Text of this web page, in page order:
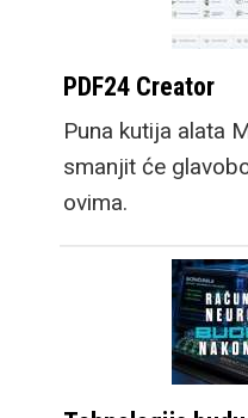
PDF24 Creator
Puna kutija alata
smanjit će
ovima.